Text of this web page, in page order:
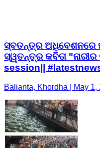
ସ୍ବତନ୍ତ୍ର ଅଧିବେଶନରେ
ସ୍ୱତନ୍ତ୍ର କବିତା
session||
Balianta, Khordha | May 1,